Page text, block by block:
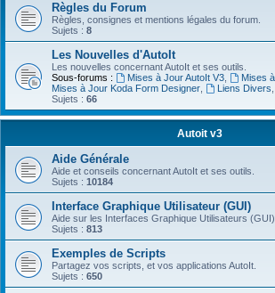
Règles du Forum
Règles, consignes et mentions légales du forum.
Sujets : 8
Les Nouvelles d'AutoIt
Les nouvelles concernant AutoIt et ses outils.
Sous-forums :
Mises à Jour AutoIt V3, Mises
Mises à Jour Koda Form Designer
Liens Divers
Sujets : 66
Autoit v3
Aide Générale
Aide et conseils concernant AutoIt et ses outils.
Sujets : 10184
Interface Graphique Utilisateur (GUI)
Aide sur les Interfaces Graphique Utilisateurs (GUI).
Sujets : 813
Exemples de Scripts
Partagez vos scripts, et vos applications AutoIt.
Sujets : 650